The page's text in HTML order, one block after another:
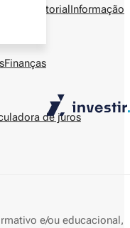
editorialInformação
Finanças
de juros
e/ou educacional,